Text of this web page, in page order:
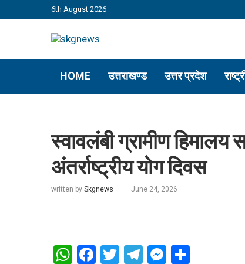
6th August 2026
HOME उत्तराखण्ड उत्तर प्रदेश
स्वावलंबी ग्रामीण हिमालय
अंतर्राष्ट्रीय योग दिवस
written by Skgnews June 24, 2026
WhatsApp
Facebook
Twitter
Telegram